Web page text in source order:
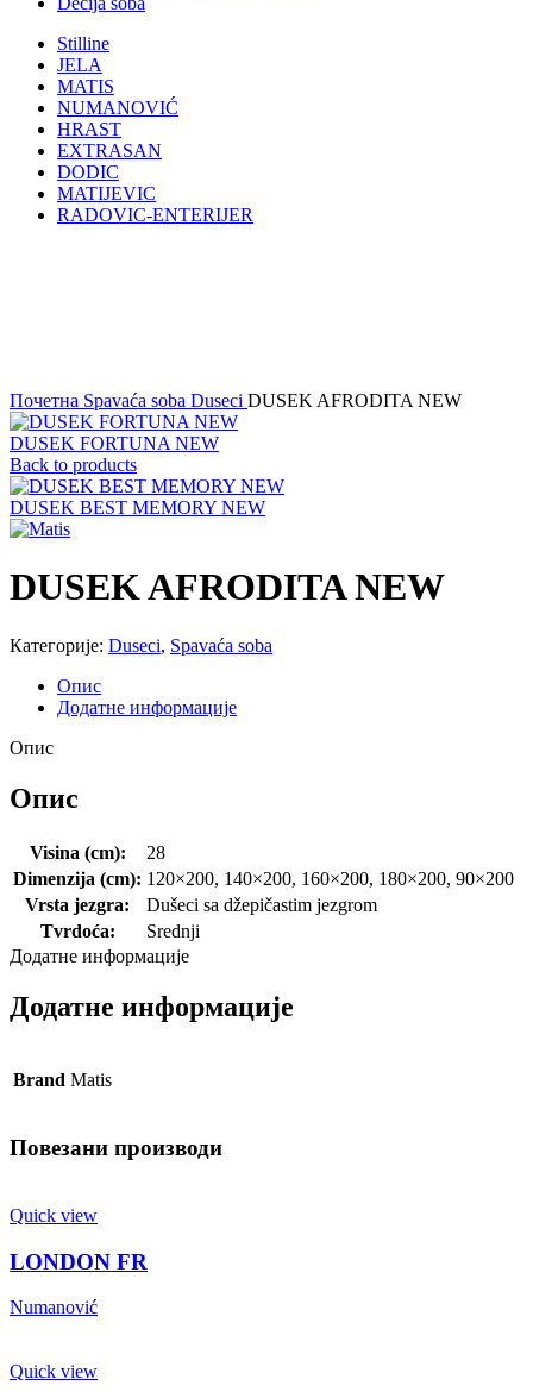
Stilline
JELA
MATIS
NUMANOVIĆ
HRAST
EXTRASAN
DODIC
MATIJEVIC
RADOVIC-ENTERIJER
Почетна Spavaća soba Duseci DUSEK AFRODITA NEW
DUSEK FORTUNA NEW
Back to products
DUSEK BEST MEMORY NEW
DUSEK AFRODITA NEW
Категорије: Duseci, Spavaća soba
Опис
Додатне информације
Опис
Опис
Visina (cm):
28
Dimenzija (cm): 120×200, 140×200, 160×200, 180×200, 90×200
Vrsta jezgra:
Dušeci sa džepičastim jezgrom
Tvrdoća:
Srednji
Додатне информације
Додатне информације
Brand Matis
Повезани производи
Quick view
LONDON FR
Numanović
Quick view